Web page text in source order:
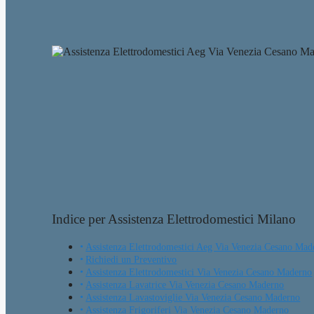
Indice per Assistenza Elettrodomestici Milano
Assistenza Elettrodomestici Aeg Via Venezia Cesano
Richiedi un Preventivo
Assistenza Elettrodomestici Via Venezia Cesano Maderno
Assistenza Lavatrice Via Venezia Cesano Maderno
Assistenza Lavastoviglie Via Venezia Cesano Maderno
Assistenza Frigoriferi Via Venezia Cesano Maderno